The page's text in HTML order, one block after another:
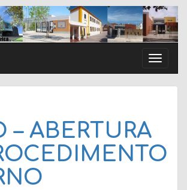
Toggle
– ABERTURA